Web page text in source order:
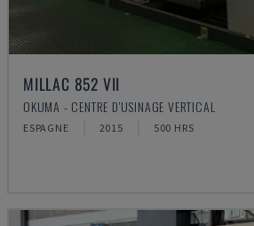
MILLAC 852 VII
OKUMA - CENTRE D'USINAGE VERTICAL
ESPAGNE 2015 500 HRS